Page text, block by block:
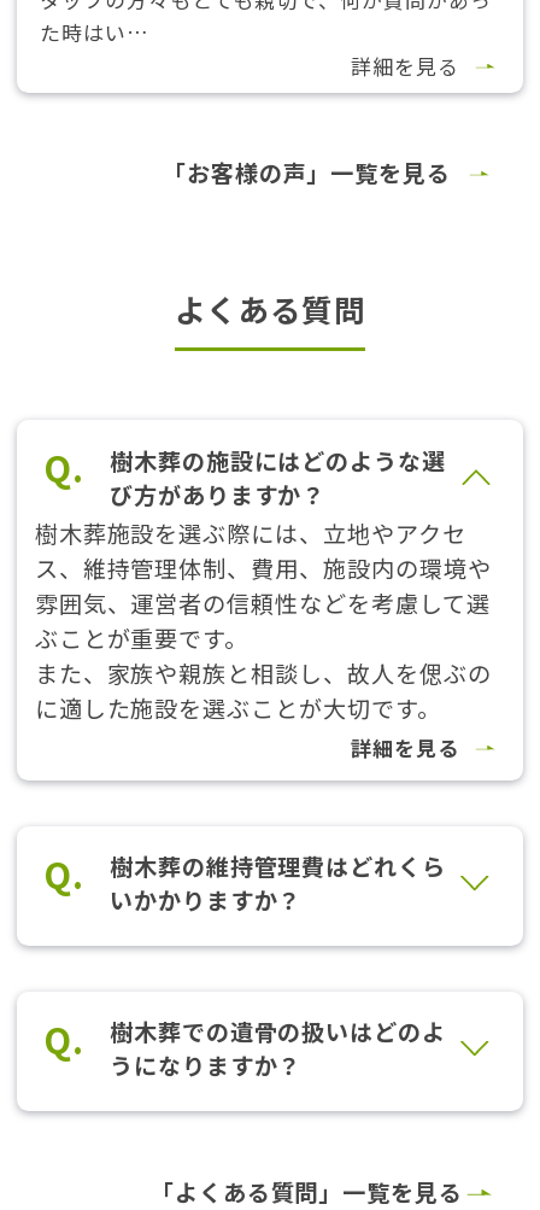
詳細を見る
た時はい…
「お客様の声」一覧を見る
よくある質問
Q.
樹木葬の施設にはどのような選
び方がありますか？
樹木葬施設を選ぶ際には、立地やアクセ
ス、維持管理体制、費用、施設内の環境や
雰囲気、運営者の信頼性などを考慮して選
ぶことが重要です。
また、家族や親族と相談し、故人を偲ぶの
に適した施設を選ぶことが大切です。
詳細を見る
Q.
樹木葬の維持管理費はどれくら
いかかりますか？
Q.
樹木葬での遺骨の扱いはどのよ
うになりますか？
「よくある質問」一覧を見る